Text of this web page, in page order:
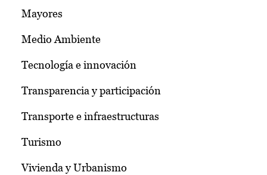
Mayores
Medio Ambiente
Tecnología e innovación
Transparencia y participación
Transporte e infraestructuras
Turismo
Vivienda y Urbanismo